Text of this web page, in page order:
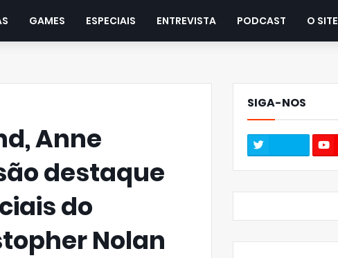
GAMES ESPECIAIS ENTREVISTA PODCAST O SITE
Anne
destaque
do
Nolan
SIGA-NOS